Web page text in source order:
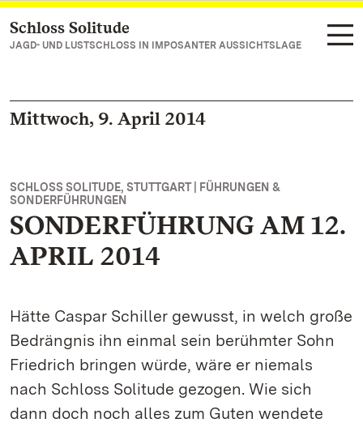
Zum Hauptinhalt springen
Schloss Solitude
JAGD- UND LUSTSCHLOSS IN IMPOSANTER AUSSICHTSLAGE
Mittwoch, 9. April 2014
SCHLOSS SOLITUDE, STUTTGART | FÜHRUNGEN &
SONDERFÜHRUNGEN
SONDERFÜHRUNG AM 12.
APRIL 2014
Hätte Caspar Schiller gewusst, in welch große
Bedrängnis ihn einmal sein berühmter Sohn
Friedrich bringen würde, wäre er niemals
nach Schloss Solitude gezogen. Wie sich
dann doch noch alles zum Guten wendete